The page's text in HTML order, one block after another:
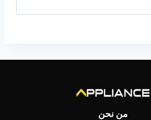
من نحن